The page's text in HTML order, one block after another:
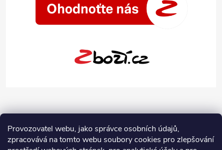
Provozovatel webu, jako správce osobních údajů,
zpracovává na tomto webu soubory cookies pro zlepšování